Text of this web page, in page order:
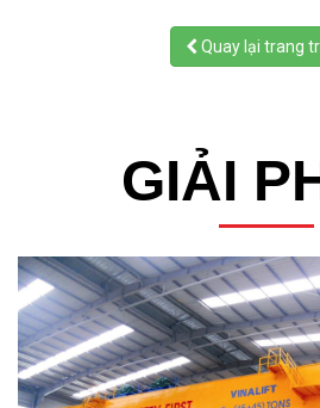
Quay lại trang
GIẢI